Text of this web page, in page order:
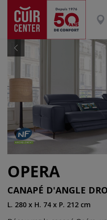
Précédent
OPERA
CANAPÉ D'ANGLE
L. 280 x H. 74 x P. 212 cm